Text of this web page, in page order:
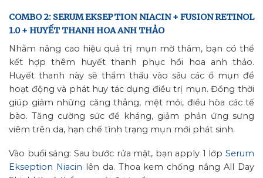
COMBO 2: SERUM EKSEPTION NIACIN + FUSION RETINOL
1.0 + HUYẾT THANH HOA ANH THẢO
Nhằm nâng cao hiệu quả trị mụn mờ thâm, bạn có thể
kết hợp thêm huyết thanh phục hồi hoa anh thảo.
Huyết thanh này sẽ thẩm thấu vào sâu các ổ mụn để
hoạt động và phát huy tác dụng điều trị mụn. Đồng thời
giúp giảm những căng thẳng, mệt mỏi, điều hòa các tế
bào. Tăng cường sức đề kháng, giảm phản ứng sưng
viêm trên da, hạn chế tình trạng mụn mới phát sinh.
Vào buổi sáng: Sau bước rửa mặt, bạn apply 1 lớp Serum
Ekseption Niacin lên da. Thoa kem chống nắng All Day